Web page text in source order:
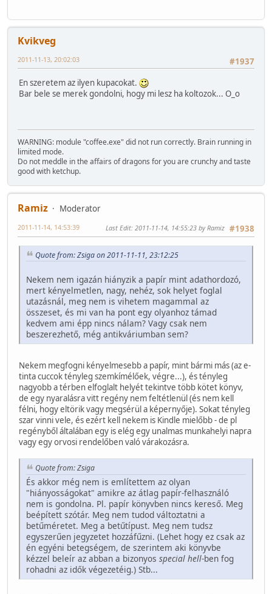
Kvikveg
#1937
2011-11-13, 20:02:03
En szeretem az ilyen kupacokat.
Bar bele se merek gondolni, hogy mi lesz ha koltozok... O_o
WARNING: module "coffee.exe" did not run correctly. Brain running in
limited mode.
Do not meddle in the affairs of dragons for you are crunchy and taste
good with ketchup.
Ramiz
Moderator
#1938
2011-11-14, 14:53:39 Last Edit: 2011-11-14, 14:55:23 by Ramiz
Quote from: Zsiga on 2011-11-11, 23:12:25
Nekem nem igazán hiányzik a papír mint adathordozó,
mert kényelmetlen, nagy, nehéz, sok helyet foglal
utazásnál, meg nem is vihetem magammal az
összeset, és mi van ha pont egy olyanhoz támad
kedvem ami épp nincs nálam? Vagy csak nem
beszerezhető, még antikváriumban sem?
Nekem megfogni kényelmesebb a papír, mint bármi más (az e-
tinta cuccok tényleg szemkímélőek, végre...), és tényleg
nagyobb a térben elfoglalt helyét tekintve több kötet könyv,
de egy nyaralásra vitt regény nem feltétlenül (és nem kell
félni, hogy eltörik vagy megsérül a képernyője). Sokat tényleg
szar vinni vele, és ezért kell nekem is Kindle mielőbb - de pl
regényből általában egy is elég egy unalmas munkahelyi napra
vagy egy orvosi rendelőben való várakozásra.
Quote from: Zsiga
És akkor még nem is említettem az olyan
"hiányosságokat" amikre az átlag papír-felhasználó
nem is gondolna. Pl. papír könyvben nincs kereső. Meg
beépített szótár. Meg nem tudod változtatni a
betűméretet. Meg a betűtípust. Meg nem tudsz
egyszerűen jegyzetet hozzáfűzni. (Lehet hogy ez csak az
én egyéni betegségem, de szerintem aki könyvbe
kézzel beleír az abban a bizonyos special hell-ben fog
rohadni az idők végezetéig.) Stb...